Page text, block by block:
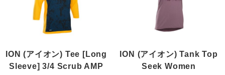
ION (アイオン) Tee [Long
Sleeve] 3/4 Scrub AMP
ION (アイオン) Tank Top
Seek Women